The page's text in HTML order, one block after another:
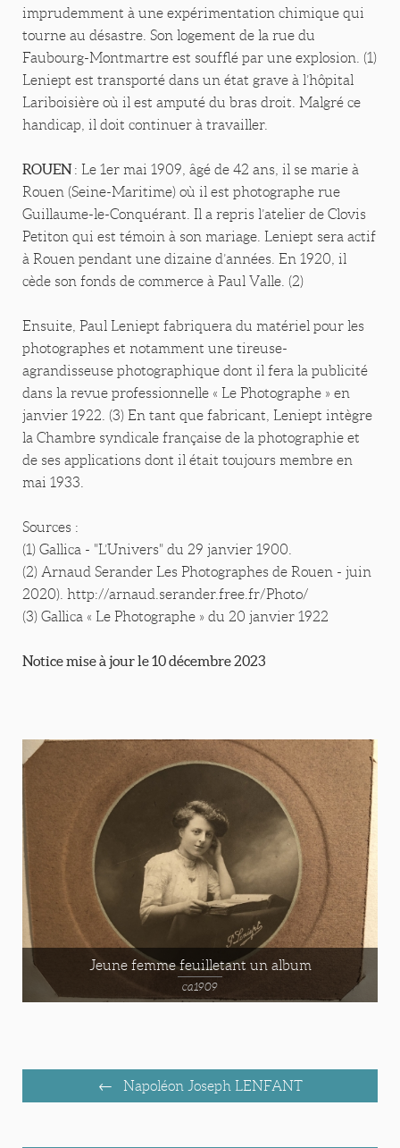
imprudemment à une expérimentation chimique qui
tourne au désastre. Son logement de la rue du
Faubourg-Montmartre est soufflé par une explosion. (1)
Leniept est transporté dans un état grave à l’hôpital
Lariboisière où il est amputé du bras droit. Malgré ce
handicap, il doit continuer à travailler.
ROUEN: Le 1er mai 1909, âgé de 42 ans, il se marie à
Rouen (Seine-Maritime) où il est photographe rue
Guillaume-le-Conquérant. Il a repris l’atelier de Clovis
Petiton qui est témoin à son mariage. Leniept sera actif
à Rouen pendant une dizaine d’années. En 1920, il
cède son fonds de commerce à Paul Valle. (2)
Ensuite, Paul Leniept fabriquera du matériel pour les
photographes et notamment une tireuse-
agrandisseuse photographique dont il fera la publicité
dans la revue professionnelle « Le Photographe » en
janvier 1922. (3) En tant que fabricant, Leniept intègre
la Chambre syndicale française de la photographie et
de ses applications dont il était toujours membre en
mai 1933.
Sources :
(1) Gallica - "L’Univers" du 29 janvier 1900.
(2) Arnaud Serander Les Photographes de Rouen - juin
2020). http://arnaud.serander.free.fr/Photo/
(3) Gallica « Le Photographe » du 20 janvier 1922
Notice mise à jour le 10 décembre 2023
Jeune femme feuilletant un album
ca1909
Napoléon Joseph LENFANT